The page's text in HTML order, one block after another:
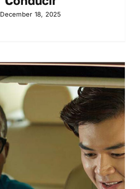
December 18, 2025